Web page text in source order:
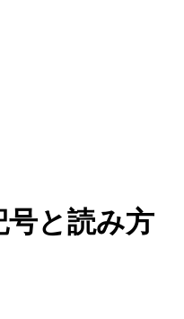
号と読み方